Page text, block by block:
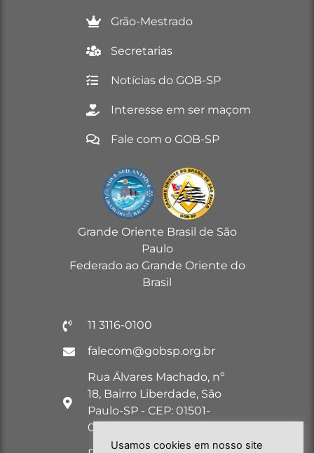
Grão-Mestrado
Secretarias
Notícias do GOB-SP
Interesse em ser maçom
Fale com o GOB-SP
Grande Oriente Brasil de São
Paulo
Federado ao Grande Oriente do
Brasil
11 3116-0100
falecom@gobsp.org.br
Rua Álvares Machado, nº
18, Bairro Liberdade, São
Paulo-SP - CEP: 01501-
030
Usamos cookies em nosso site